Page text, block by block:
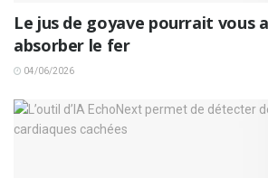
Le jus de goyave pourrait vous
absorber le fer
04/06/2026